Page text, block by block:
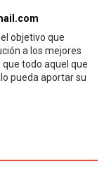
objetivo que
a los mejores
todo aquel que
pueda aportar su